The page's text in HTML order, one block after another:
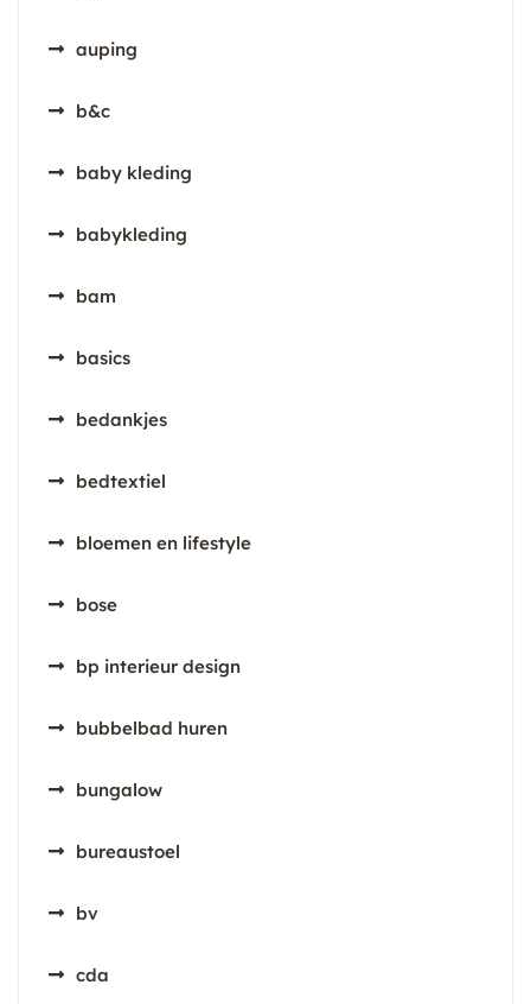
auping
b&c
baby kleding
babykleding
bam
basics
bedankjes
bedtextiel
bloemen en lifestyle
bose
bp interieur design
bubbelbad huren
bungalow
bureaustoel
bv
cda